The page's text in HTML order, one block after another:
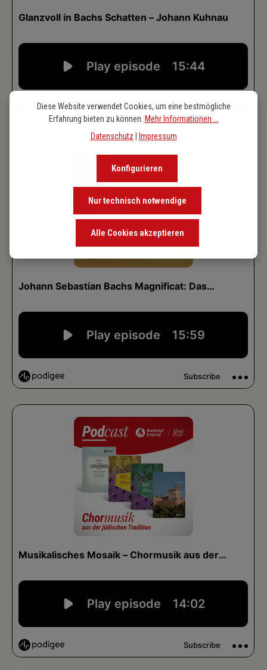
Diese Website verwendet Cookies, um eine bestmögliche
Erfahrung bieten zu können. Mehr Informationen ...
Datenschutz
Impressum
Nur technisch notwendige
Konfigurieren
Alle Cookies akzeptieren